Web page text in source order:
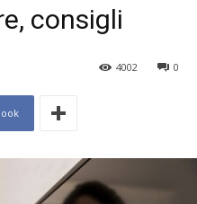
consigli
0
4002